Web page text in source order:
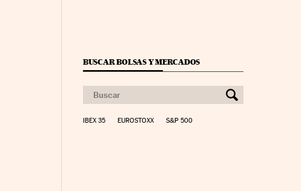
BUSCAR BOLSAS Y MERCADOS
IBEX 35 EUROSTOXX S&P 500